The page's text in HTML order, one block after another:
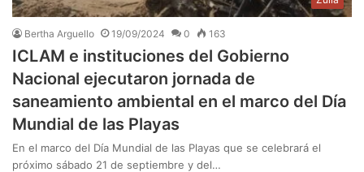
Bertha Arguello 19/09/2024 0 163
ICLAM e instituciones del Gobierno
Nacional ejecutaron jornada de
saneamiento ambiental en el marco del Día
Mundial de las Playas
En el marco del Día Mundial de las Playas que se celebrará el
próximo sábado 21 de septiembre y del…